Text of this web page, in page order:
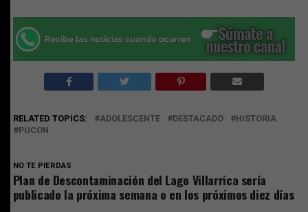
RELATED TOPICS: ADOLESCENTE DESTACADO
HISTORIA
PUCON
NO TE PIERDAS
Plan de Descontaminación del Lago Villarrica sería
publicado la próxima semana o en los próximos diez días